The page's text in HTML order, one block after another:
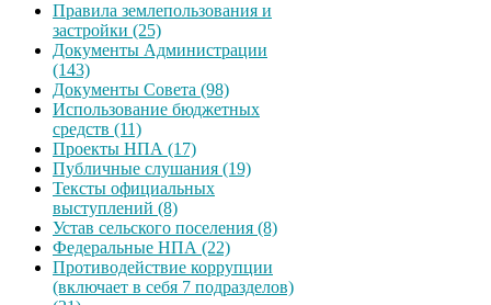
Правила землепользования и
застройки (25)
Документы Администрации
(143)
Документы Совета (98)
Использование бюджетных
средств (11)
Проекты НПА (17)
Публичные слушания (19)
Тексты официальных
выступлений (8)
Устав сельского поселения (8)
Федеральные НПА (22)
Противодействие коррупции
(включает в себя 7 подразделов)